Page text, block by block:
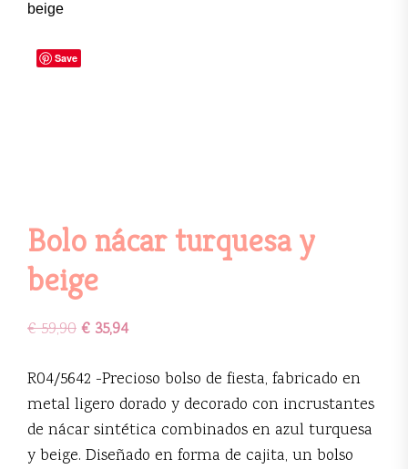
beige
Save
Bolo nácar turquesa y
beige
€59,90€ 35,94
R04/5642 -Precioso bolso de fiesta, fabricado en
metal ligero dorado y decorado con incrustantes
de nácar sintética combinados en azul turquesa
y beige. Diseñado en forma de cajita, un bolso